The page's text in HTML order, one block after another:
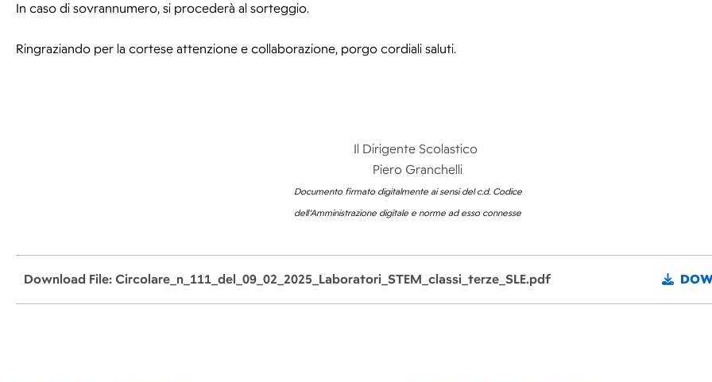
In caso di sovrannumero, si procederà al sorteggio.
Ringraziando per la cortese attenzione e collaborazione, porgo cordiali saluti.
Il Dirigente Scolastico
Piero Granchelli
Documento firmato digitalmente ai sensi del c.d. Codice
dell’Amministrazione digitale e norme ad esso connesse
Download File: Circolare_n_111_del_09_02_2025_Laboratori_STEM_classi_terze_SLE.pdf